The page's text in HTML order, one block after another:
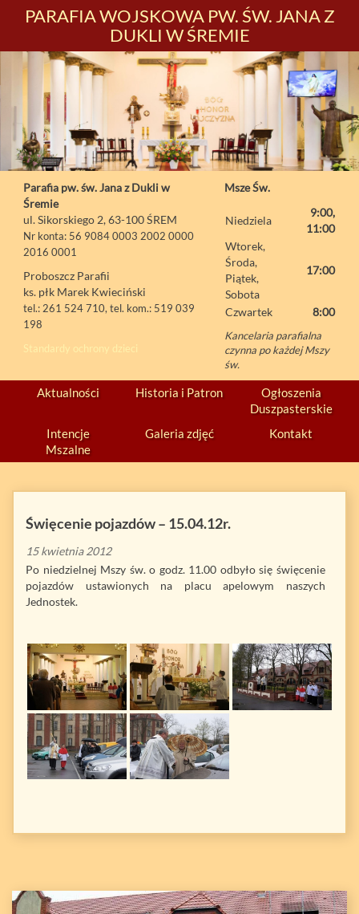
PARAFIA WOJSKOWA PW. ŚW. JANA Z
DUKLI W ŚREMIE
Parafia pw. św. Jana z Dukli w
Śremie
ul. Sikorskiego 2, 63-100 ŚREM
Nr konta: 56 9084 0003 2002 0000
2016 0001
Proboszcz Parafii
ks. płk Marek Kwieciński
tel.: 261 524 710, tel. kom.: 519 039
198
Standardy ochrony dzieci
Msze Św.
Niedziela
9:00,
11:00
Wtorek,
Środa,
Piątek,
Sobota
17:00
Czwartek 8:00
Kancelaria parafialna
czynna po każdej Mszy
św.
Aktualności Historia i Patron
Ogłoszenia
Duszpasterskie
Intencje
Mszalne
Galeria zdjęć Kontakt
Święcenie pojazdów – 15.04.12r.
15 kwietnia 2012
Po niedzielnej Mszy św. o godz. 11.00 odbyło się święcenie
pojazdów ustawionych na placu apelowym naszych
Jednostek.